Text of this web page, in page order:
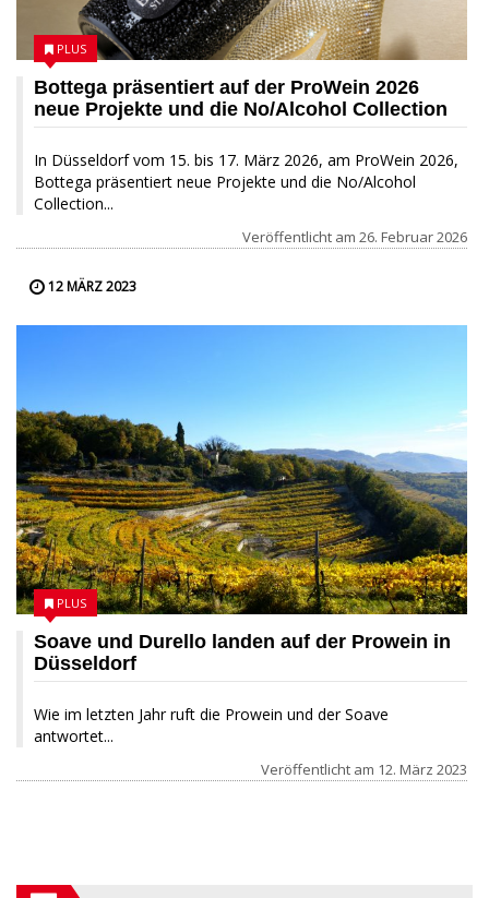
Bottega präsentiert auf der ProWein 2026
neue Projekte und die No/Alcohol Collection
In Düsseldorf vom 15. bis 17. März 2026, am ProWein 2026,
Bottega präsentiert neue Projekte und die No/Alcohol
Collection...
PLUS
Veröffentlicht am 26. Februar 2026
12 MÄRZ 2023
Soave und Durello landen auf der Prowein in
Düsseldorf
Wie im letzten Jahr ruft die Prowein und der Soave
antwortet...
PLUS
Veröffentlicht am 12. März 2023